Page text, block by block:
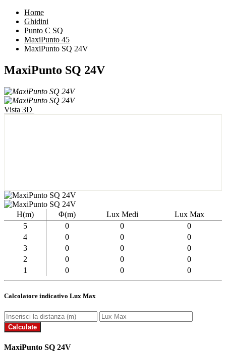
Home
Ghidini
Punto C SQ
MaxiPunto 45
MaxiPunto SQ 24V
MaxiPunto SQ 24V
Vista 3D
H(m) Φ(m) Lux Medi
Lux Max
5
0 0
0
4
0 0
0
3
0 0
0
2
0 0
0
1
0 0 0
Calcolatore indicativo Lux Max
MaxiPunto SQ 24V